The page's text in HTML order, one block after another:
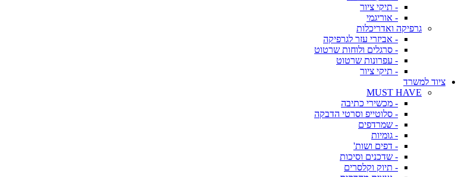
- תיקי ציור
- אוריגמי
גרפיקה ואדריכלות
- אביזרי עזר לגרפיקה
- סרגלים ולוחות שרטוט
- עפרונות שרטוט
- תיקי ציור
ציוד למשרד
MUST HAVE
- מכשירי כתיבה
- סלוטייפ וסרטי הדבקה
- שמרדפים
- גומיות
- דפים ושות'
- שדכנים וסיכות
- תיוק וקלסרים